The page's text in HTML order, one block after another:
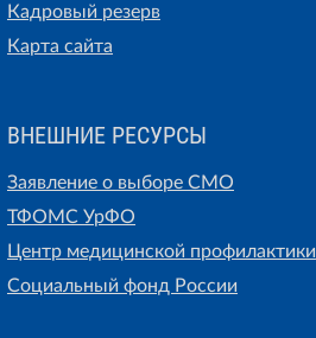
Кадровый резерв
Карта сайта
ВНЕШНИЕ РЕСУРСЫ
Заявление о выборе СМО
ТФОМС УрФО
Центр медицинской профилактики
Социальный фонд России